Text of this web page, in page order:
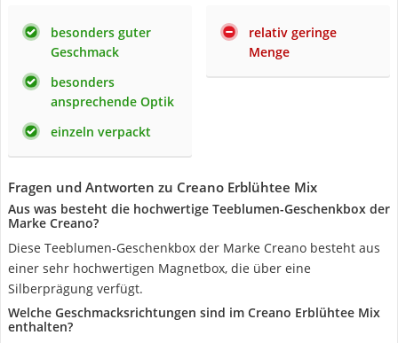
besonders guter
Geschmack
besonders
ansprechende Optik
einzeln verpackt
relativ geringe
Menge
Fragen und Antworten zu Creano Erblühtee Mix
Aus was besteht die hochwertige Teeblumen-Geschenkbox der
Marke Creano?
Diese Teeblumen-Geschenkbox der Marke Creano besteht aus
einer sehr hochwertigen Magnetbox, die über eine
Silberprägung verfügt.
Welche Geschmacksrichtungen sind im Creano Erblühtee Mix
enthalten?